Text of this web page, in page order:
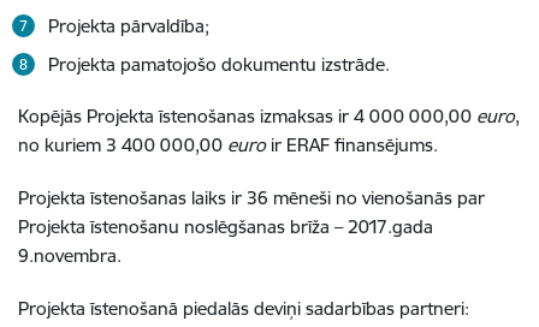
Projekta pārvaldība;
Projekta pamatojošo dokumentu izstrāde.
Kopējās Projekta īstenošanas izmaksas ir 4 000 000,00 euro,
no kuriem 3 400 000,00 euroir ERAF finansējums.
Projekta īstenošanas laiks ir 36 mēneši no vienošanās par
Projekta īstenošanu noslēgšanas brīža – 2017.gada
9.novembra.
Projekta īstenošanā piedalās deviņi sadarbības partneri: